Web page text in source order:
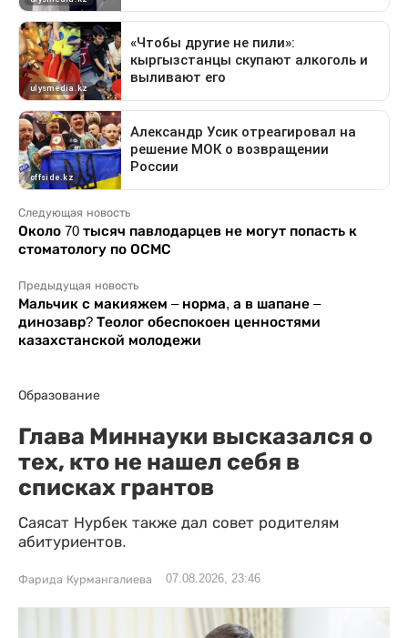
Следующая новость
Около 70 тысяч павлодарцев не могут попасть к
стоматологу по ОСМС
Предыдущая новость
Мальчик с макияжем – норма, а в шапане –
динозавр? Теолог обеспокоен ценностями
казахстанской молодежи
Образование
Глава Миннауки высказался о
тех, кто не нашел себя в
списках грантов
Саясат Нурбек также дал совет родителям
абитуриентов.
Фарида Курмангалиева 07.08.2026, 23:46